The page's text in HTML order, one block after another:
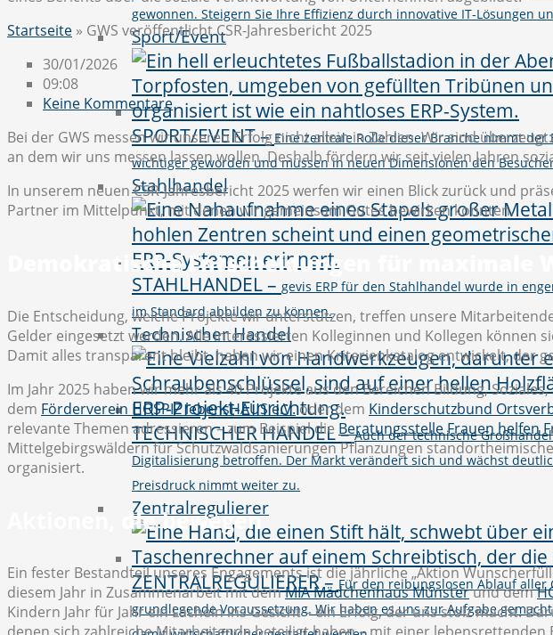
gewonnen. Steigern Sie Ihre Effizienz durch innovative IT-Lösungen
Sport/Event
SPORT/EVENT–Eine zentrale Rolle dieser Branche nimmt
wichtiger geworden und müssen in neuen Dimensionen den
Stahlhandel
STAHLHANDEL– gevis ERP für den Stahlhandel wurde in
im Standard abbilden zu können.
Technischer Handel
TECHNISCHER HANDEL–Auch der technische
Digitalisierung betroffen. Der Markt verändert sich und wächst
Preisdruck nimmt weiter zu.
Zentralregulierer
ZENTRALREGULIERER–Für den reibungslosen Ablauf
grundlegende Voraussetzung. Wir haben es uns zur Aufgabe
Startseite » GWS veröffentlicht CSR-Jahresbericht 2025
30/01/2026
09:08
Keine Kommentare
Bei der GWS messen wir unseren Erfolg nicht allein in Zahlen. Wir sind
an dem wir uns messen lassen wollen. Deshalb fördern wir seit vielen Jahren
In unserem neuen CSR-Jahresbericht 2025 werfen wir einen Blick zurück und
Partner im Mittelpunkt, mit denen wir gemeinsam Gutes bewirken konnten.
Demokratische Entscheidungen für maximale
Die Entscheidung, welche Projekte wir unterstützen, treffen unsere
Gelder eingesetzt werden. Alle interessierten Kolleginnen und Kollegen
Damit alles transparent bleibt, haben wir einen Kriterienkatalog entwickelt, der
Im Jahr 2025 haben wir mehr als 40 Projekte aus den Bereichen Bildung,
dem Förderverein HOSPIZ lebensHAUS e.V.oder dem Kinderschutzbund
relevante Themen adressieren – zum Beispiel die Beratungsstelle Frauen helfen
Mittelgebirgswäldern für Schutzwaldsanierungen Pflanzungen
organisiert.
Aktionen, diebewegen
Ein fester Bestandteil unseres Engagements ist die jährliche „Aktion
diesem Jahr in Zusammenarbeit mit demMIA Mädchenhaus Münsterund dem
Kindern Jahr für Jahr ein Lächeln ins Gesicht – ein Erfolg, der uns stolz macht.